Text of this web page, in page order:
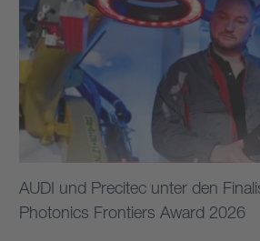
AUDI und Precitec unter den
Photonics Frontiers Award 2026